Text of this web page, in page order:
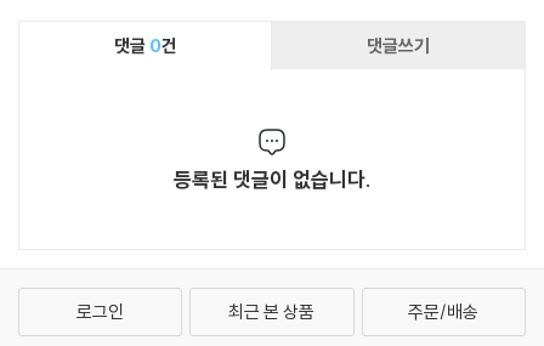
Schutz) 카펠라 자기
타리아나 드레스덴
댓글 0건 댓글쓰기
등록된 댓글이 없습니다.
로그인 최근 본 상품 주문/배송